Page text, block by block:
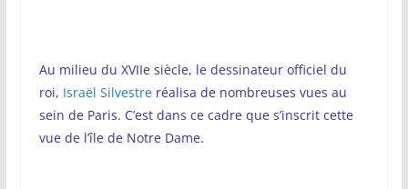
Au milieu du XVIIe siècle, le dessinateur officiel du
roi, Israël Silvestreréalisa de nombreuses vues au
sein de Paris. C’est dans ce cadre que s’inscrit cette
vue de l’île de Notre Dame.